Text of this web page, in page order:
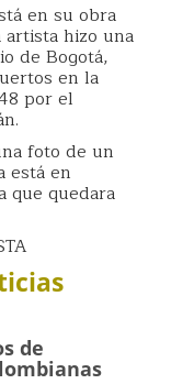
en su obra
artista hizo una
de Bogotá,
en la
por el
foto de un
está en
que quedara
de